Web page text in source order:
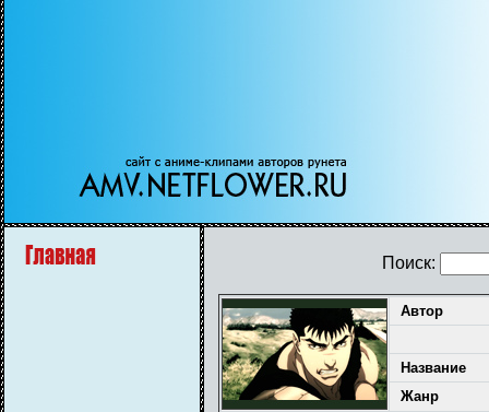
Поиск:
Автор
Название
Жанр